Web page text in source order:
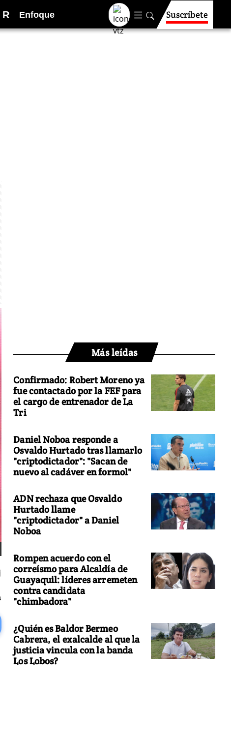
R Enfoque Suscríbete
Más leídas
Confirmado: Robert Moreno ya
fue contactado por la FEF para
el cargo de entrenador de La
Tri
Daniel Noboa responde a
Osvaldo Hurtado tras llamarlo
"criptodictador": "Sacan de
nuevo al cadáver en formol"
ADN rechaza que Osvaldo
Hurtado llame
"criptodictador" a Daniel
Noboa
Rompen acuerdo con el
correísmo para Alcaldía de
Guayaquil: líderes arremeten
contra candidata
"chimbadora"
¿Quién es Baldor Bermeo
Cabrera, el exalcalde al que la
justicia vincula con la banda
Los Lobos?